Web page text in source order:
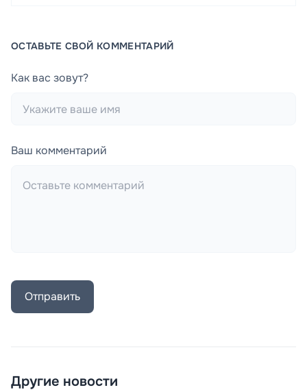
ОСТАВЬТЕ СВОЙ КОММЕНТАРИЙ
Как вас зовут?
Ваш комментарий
Отправить
Другие новости